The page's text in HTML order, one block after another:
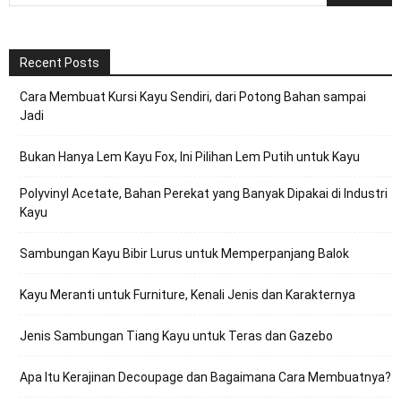
Recent Posts
Cara Membuat Kursi Kayu Sendiri, dari Potong Bahan sampai
Jadi
Bukan Hanya Lem Kayu Fox, Ini Pilihan Lem Putih untuk Kayu
Polyvinyl Acetate, Bahan Perekat yang Banyak Dipakai di Industri
Kayu
Sambungan Kayu Bibir Lurus untuk Memperpanjang Balok
Kayu Meranti untuk Furniture, Kenali Jenis dan Karakternya
Jenis Sambungan Tiang Kayu untuk Teras dan Gazebo
Apa Itu Kerajinan Decoupage dan Bagaimana Cara Membuatnya?